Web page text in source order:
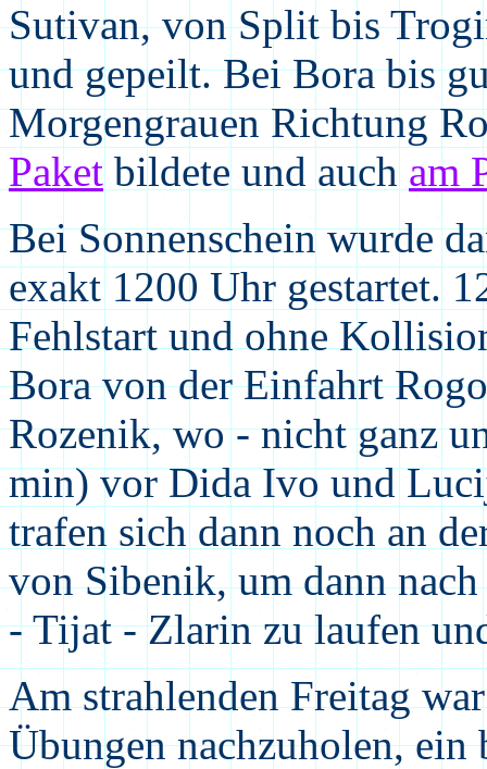
Sutivan, von Split bis
und gepeilt. Bei Bora bis
Morgengrauen Richtung
Paket bildete und auch am
Bei Sonnenschein wurde
exakt 1200 Uhr gestartet.
Fehlstart und ohne
Bora von der Einfahrt
Rozenik, wo - nicht ganz
min) vor Dida Ivo und
trafen sich dann noch an
von Sibenik, um dann
- Tijat - Zlarin zu laufen
Am strahlenden Freitag
Übungen nachzuholen, ein